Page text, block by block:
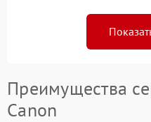
Преимущества
Canon